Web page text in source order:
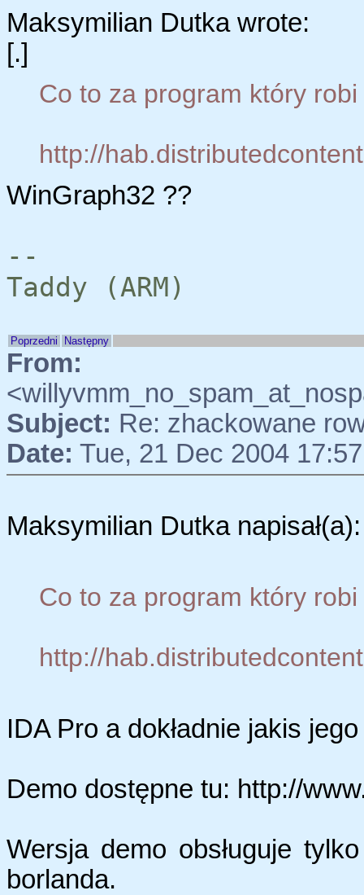
Maksymilian Dutka wrote:
[.]
Co to za program który
http://
WinGraph32 ??
--
Taddy (ARM)
Poprzedni Następny
From:
Subject: Re: zhackowane
Date: Tue, 21 Dec 2004
Maksymilian Dutka napisał(a):
Co to za program który
http://
IDA Pro a dokładnie jakis jego
Demo dostępne tu: http://
Wersja demo obsługuje
borlanda.